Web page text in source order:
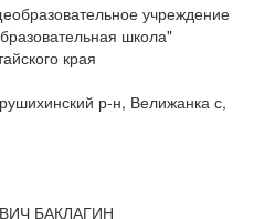
учреждение
школа"
края
р-н, Велижанка с,
БАКЛАГИН